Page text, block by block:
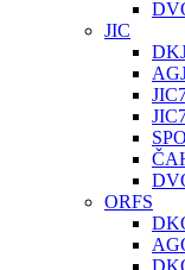
JIC
ORFS